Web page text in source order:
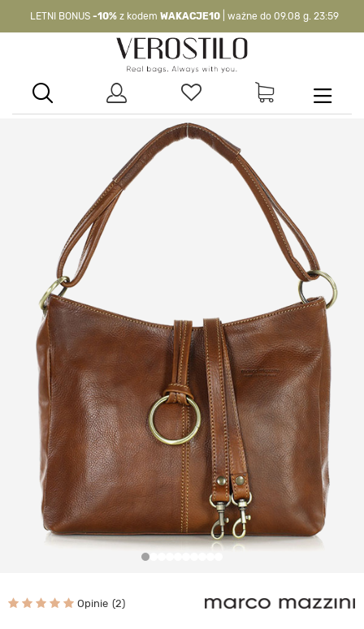
LETNI BONUS -10% z kodem WAKACJE10 | ważne do 09.08 g. 23:59
WAKACJE10| nie dotyczy produktów z flagą OKAZJA >
Opinie 2